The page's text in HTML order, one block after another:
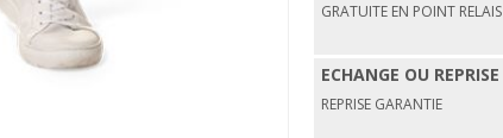
GRATUITE EN POINT RELAIS
ECHANGE OU REPRISE
REPRISE GARANTIE